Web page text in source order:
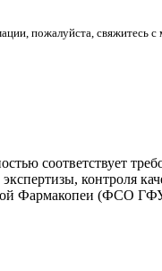
пожалуйста, свяжитесь
соответствует
контроля
Фармакопеи (ФСО